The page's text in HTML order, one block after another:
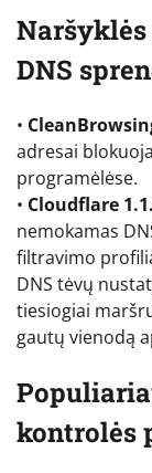
DNS
•
adresai
programėlėse.
• Cloudflare
nemokamas
filtravimo
DNS tėvų
tiesiogiai
gautų vienodą
kontrolės